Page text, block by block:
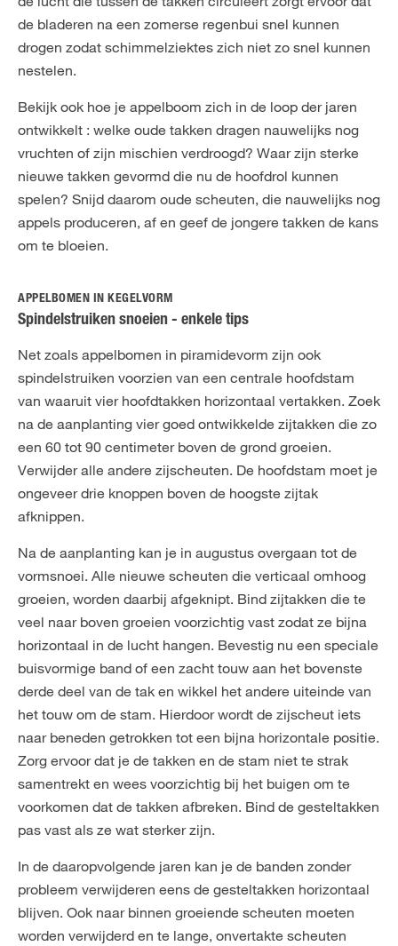
de bladeren na een zomerse regenbui snel kunnen
drogen zodat schimmelziektes zich niet zo snel kunnen
nestelen.
Bekijk ook hoe je appelboom zich in de loop der jaren
ontwikkelt : welke oude takken dragen nauwelijks nog
vruchten of zijn mischien verdroogd? Waar zijn sterke
nieuwe takken gevormd die nu de hoofdrol kunnen
spelen? Snijd daarom oude scheuten, die nauwelijks nog
appels produceren, af en geef de jongere takken de kans
om te bloeien.
APPELBOMEN IN KEGELVORM
Spindelstruiken snoeien - enkele tips
Net zoals appelbomen in piramidevorm zijn ook
spindelstruiken voorzien van een centrale hoofdstam
van waaruit vier hoofdtakken horizontaal vertakken. Zoek
na de aanplanting vier goed ontwikkelde zijtakken die zo
een 60 tot 90 centimeter boven de grond groeien.
Verwijder alle andere zijscheuten. De hoofdstam moet je
ongeveer drie knoppen boven de hoogste zijtak
afknippen.
Na de aanplanting kan je in augustus overgaan tot de
vormsnoei. Alle nieuwe scheuten die verticaal omhoog
groeien, worden daarbij afgeknipt. Bind zijtakken die te
veel naar boven groeien voorzichtig vast zodat ze bijna
horizontaal in de lucht hangen. Bevestig nu een speciale
buisvormige band of een zacht touw aan het bovenste
derde deel van de tak en wikkel het andere uiteinde van
het touw om de stam. Hierdoor wordt de zijscheut iets
naar beneden getrokken tot een bijna horizontale positie.
Zorg ervoor dat je de takken en de stam niet te strak
samentrekt en wees voorzichtig bij het buigen om te
voorkomen dat de takken afbreken. Bind de gesteltakken
pas vast als ze wat sterker zijn.
In de daaropvolgende jaren kan je de banden zonder
probleem verwijderen eens de gesteltakken horizontaal
blijven. Ook naar binnen groeiende scheuten moeten
worden verwijderd en te lange, onvertakte scheuten